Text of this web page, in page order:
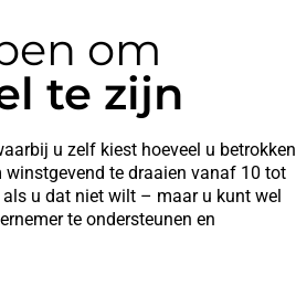
om
te zijn
u zelf kiest hoeveel u betrokken
te draaien vanaf 10 tot
als u dat niet wilt – maar u kunt wel
te ondersteunen en